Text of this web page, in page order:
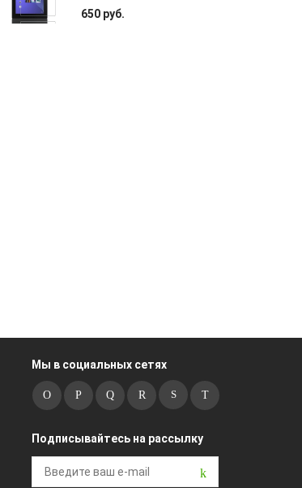
650 руб.
Мы в социальных сетях
Подписывайтесь на рассылку